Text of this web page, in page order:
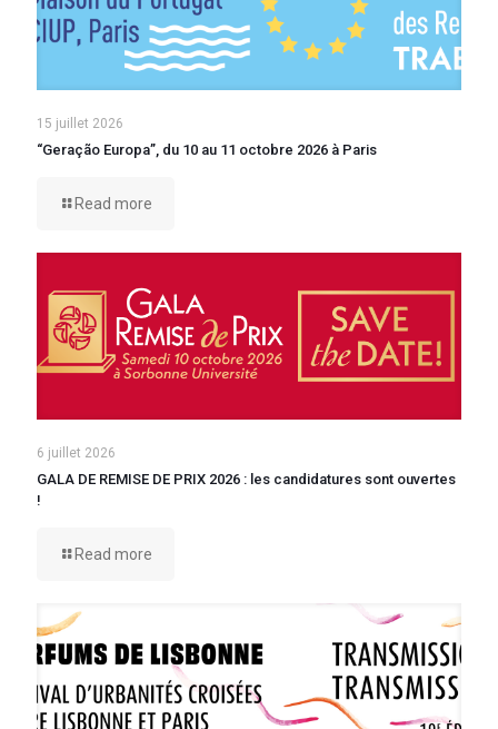
15 juillet 2026
“Geração Europa”, du 10 au 11 octobre 2026 à Paris
Read more
6 juillet 2026
GALA DE REMISE DE PRIX 2026 : les candidatures sont ouvertes
!
Read more